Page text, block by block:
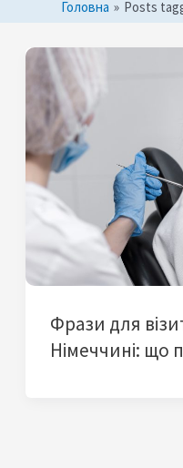
Головна » Posts
Фрази для
Німеччині: що